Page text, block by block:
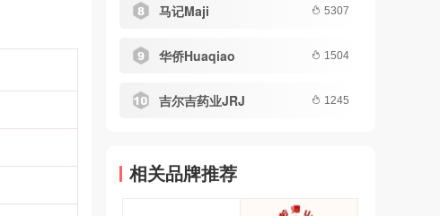
马记Maji 5307
华侨Huaqiao 1504
吉尔吉药业JRJ 1245
相关品牌推荐